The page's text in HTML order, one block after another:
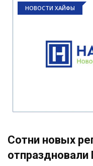
НОВОСТИ ХАЙФЫ
Сотни новых
отпраздновали